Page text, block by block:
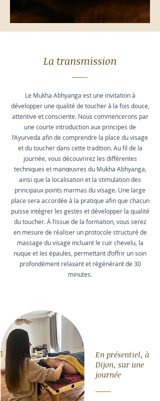
La transmission
Le Mukha Abhyanga est une invitation à
développer une qualité de toucher à la fois douce,
attentive et consciente. Nous commencerons par
une courte introduction aux principes de
l’Ayurveda afin de comprendre la place du visage
et du toucher dans cette tradition. Au fil de la
journée, vous découvrirez les différentes
techniques et manœuvres du Mukha Abhyanga,
ainsi que la localisation et la stimulation des
principaux points marmas du visage. Une large
place sera accordée à la pratique afin que chacun
puisse intégrer les gestes et développer la qualité
du toucher. À l’issue de la formation, vous serez
en mesure de réaliser un protocole structuré de
massage du visage incluant le cuir chevelu, la
nuque et les épaules, permettant d’offrir un soin
profondément relaxant et régénérant de 30
minutes.
En présentiel, à
Dijon, sur une
journée